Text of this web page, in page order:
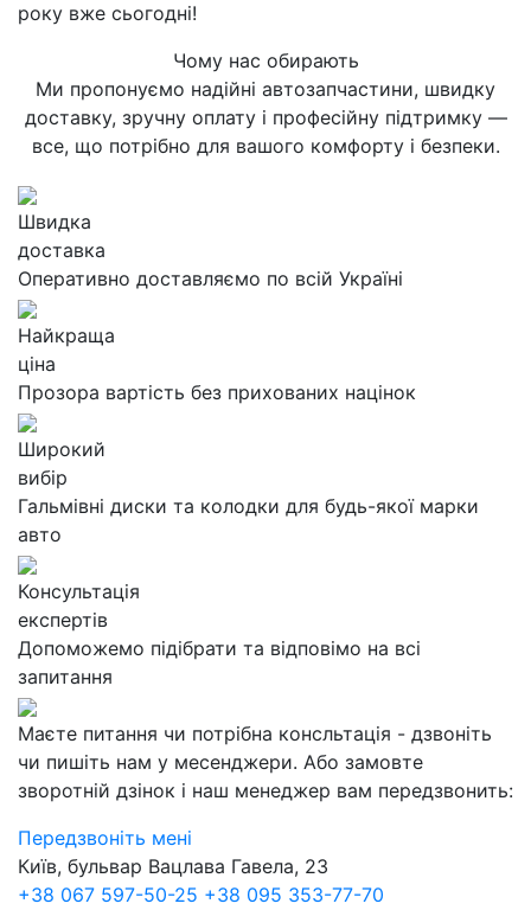
року вже сьогодні!
Чому нас обирають
Ми пропонуємо надійні автозапчастини, швидку
доставку, зручну оплату і професійну підтримку —
все, що потрібно для вашого комфорту і безпеки.
Швидка
доставка
Оперативно доставляємо по всій Україні
Найкраща
ціна
Прозора вартість без прихованих націнок
Широкий
вибір
Гальмівні диски та колодки для будь-якої марки
авто
Консультація
експертів
Допоможемо підібрати та відповімо на всі
запитання
Маєте питання чи потрібна консльтація - дзвоніть
чи пишіть нам у месенджери. Або замовте
зворотній дзінок і наш менеджер вам передзвонить:
Передзвоніть мені
Київ, бульвар Вацлава Гавела, 23
+38 067 597-50-25 +38 095 353-77-70